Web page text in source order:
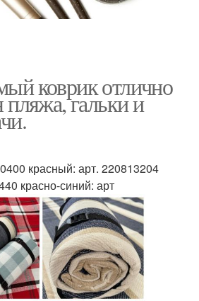
коврик отлично
пляжа, гальки и
красный: арт. 220813204
красно-синий: арт